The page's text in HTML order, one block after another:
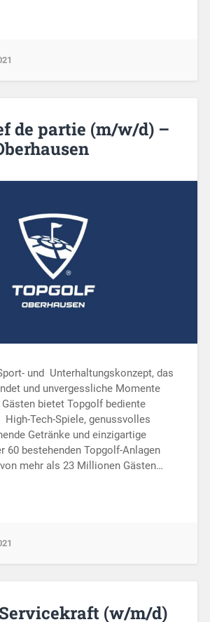
de partie (m/w/d) –
und Unterhaltungskonzept, das
und unvergessliche Momente
bietet Topgolf bediente
Tech-Spiele, genussvolles
Getränke und einzigartige
60 bestehenden Topgolf-Anlagen
mehr als 23 Millionen Gästen…
(w/m/d)